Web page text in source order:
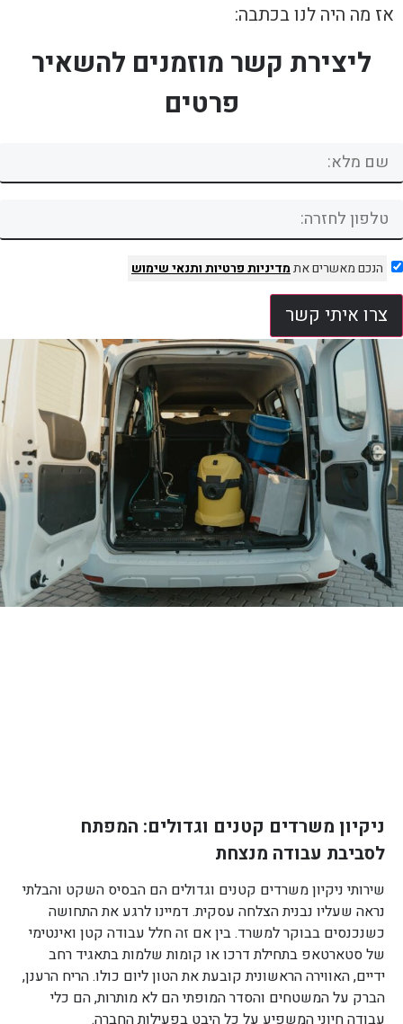
אז מה היה לנו בכתבה:
ליצירת קשר מוזמנים להשאיר
פרטים
הנכם מאשרים אתמדיניות פרטיותותנאי שימוש
צרו איתי קשר
ניקיון משרדים קטנים וגדולים: המפתח
לסביבת עבודה מנצחת
שירותי ניקיון משרדים קטנים וגדולים הם הבסיס השקט והבלתי
נראה שעליו נבנית הצלחה עסקית. דמיינו לרגע את התחושה
כשנכנסים בבוקר למשרד. בין אם זה חלל עבודה קטן ואינטימי
של סטארטאפ בתחילת דרכו או קומות שלמות בתאגיד רחב
ידיים, האווירה הראשונית קובעת את הטון ליום כולו. הריח הרענן,
הברק על המשטחים והסדר המופתי הם לא מותרות, הם כלי